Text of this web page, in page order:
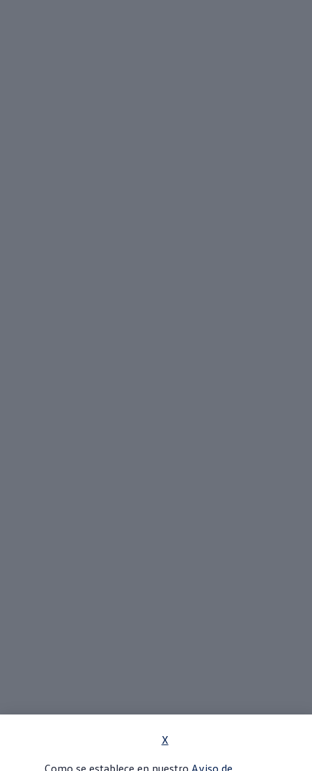
X
Como se establece en nuestro Aviso de